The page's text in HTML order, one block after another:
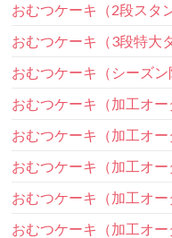
おむつケーキ（2段スタ
おむつケーキ（3段特大
おむつケーキ（シーズン
おむつケーキ（加工オー
おむつケーキ（加工オー
おむつケーキ（加工オー
おむつケーキ（加工オー
おむつケーキ（加工オー